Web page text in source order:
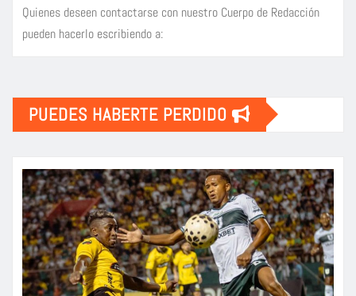
Quienes deseen contactarse con nuestro Cuerpo de Redacción
pueden hacerlo escribiendo a:
PUEDES HABERTE PERDIDO